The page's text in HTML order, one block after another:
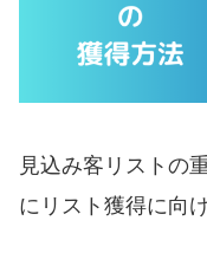
見込み客リストの
にリスト獲得に向